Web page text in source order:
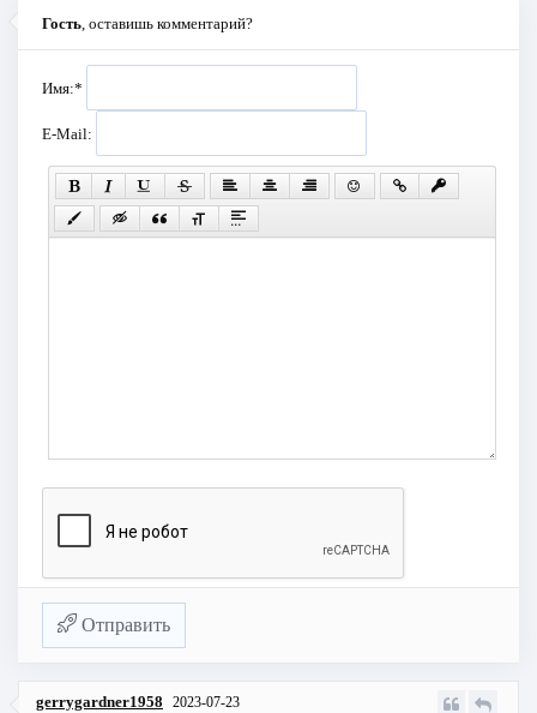
Гость, оставишь комментарий?
Имя:*
E-Mail:
Отправить
gerrygardner1958 2023-07-23